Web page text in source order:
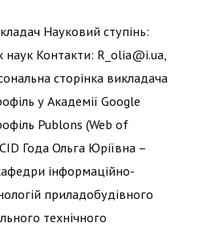
Науковий ступінь:
наук Контакти: R_olia@i.ua,
сторінка викладача
у Академії Google
Publons (Web of
Года Ольга Юріївна –
інформаційно-
приладобудівного
технічного